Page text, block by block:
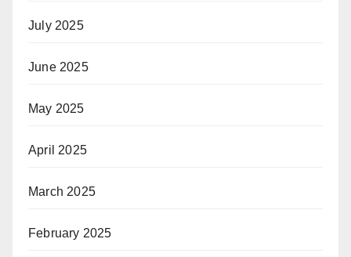
July 2025
June 2025
May 2025
April 2025
March 2025
February 2025